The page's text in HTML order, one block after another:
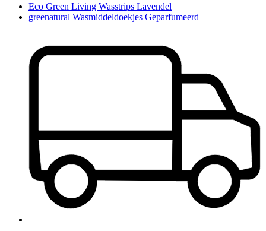
Eco Green Living Wasstrips Lavendel
greenatural Wasmiddeldoekjes Geparfumeerd